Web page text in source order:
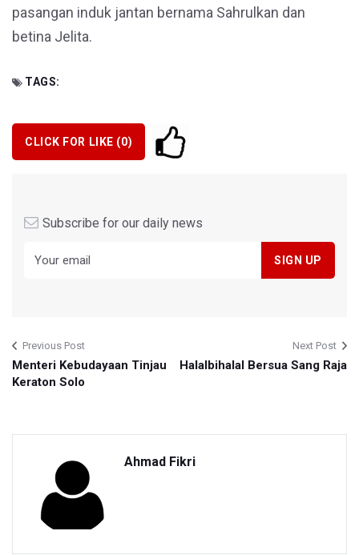
pasangan induk jantan bernama Sahrulkan dan
betina Jelita.
TAGS:
CLICK FOR LIKE (0)
Subscribe for our daily news
Previous Post
Menteri Kebudayaan Tinjau
Keraton Solo
Next Post
Halalbihalal Bersua Sang Raja
Ahmad Fikri